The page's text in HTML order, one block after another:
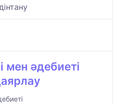
мен әдебиеті